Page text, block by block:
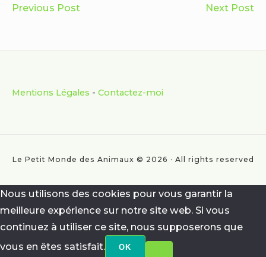
Navigation
Previous PostComment
à
Noyers-
?
Next Post
Footer
Mentions Légales - Contactez-moi
Le Petit Monde des Animaux © 2026 · All rights reserved
Nous utilisons des cookies pour vous garantir la
meilleure expérience sur notre site web. Si vous
continuez à utiliser ce site, nous supposerons que
vous en êtes satisfait.
OK